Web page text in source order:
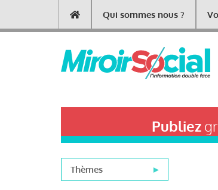
contenu
Main
navigation
Qui sommes nous ?
Publiez
Thèmes